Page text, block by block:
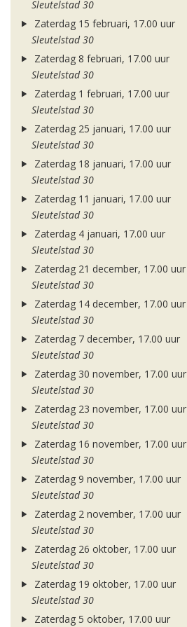
Sleutelstad 30
Zaterdag 15 februari, 17.00 uur
Sleutelstad 30
Zaterdag 8 februari, 17.00 uur
Sleutelstad 30
Zaterdag 1 februari, 17.00 uur
Sleutelstad 30
Zaterdag 25 januari, 17.00 uur
Sleutelstad 30
Zaterdag 18 januari, 17.00 uur
Sleutelstad 30
Zaterdag 11 januari, 17.00 uur
Sleutelstad 30
Zaterdag 4 januari, 17.00 uur
Sleutelstad 30
Zaterdag 21 december, 17.00 uur
Sleutelstad 30
Zaterdag 14 december, 17.00 uur
Sleutelstad 30
Zaterdag 7 december, 17.00 uur
Sleutelstad 30
Zaterdag 30 november, 17.00 uur
Sleutelstad 30
Zaterdag 23 november, 17.00 uur
Sleutelstad 30
Zaterdag 16 november, 17.00 uur
Sleutelstad 30
Zaterdag 9 november, 17.00 uur
Sleutelstad 30
Zaterdag 2 november, 17.00 uur
Sleutelstad 30
Zaterdag 26 oktober, 17.00 uur
Sleutelstad 30
Zaterdag 19 oktober, 17.00 uur
Sleutelstad 30
Zaterdag 5 oktober, 17.00 uur